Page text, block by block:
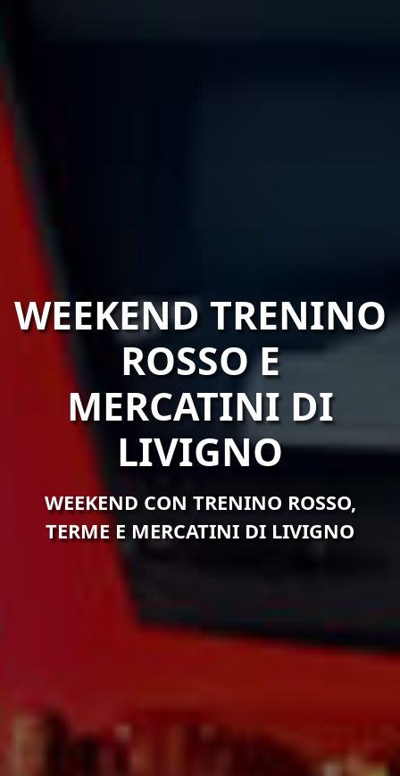
WEEKEND TRENINO
ROSSO E
MERCATINI DI
LIVIGNO
WEEKEND CON TRENINO ROSSO,
TERME E MERCATINI DI LIVIGNO